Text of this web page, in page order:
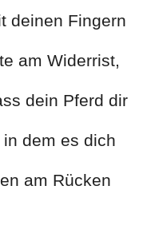
deinen Fingern
am Widerrist,
dein Pferd dir
dem es dich
am Rücken